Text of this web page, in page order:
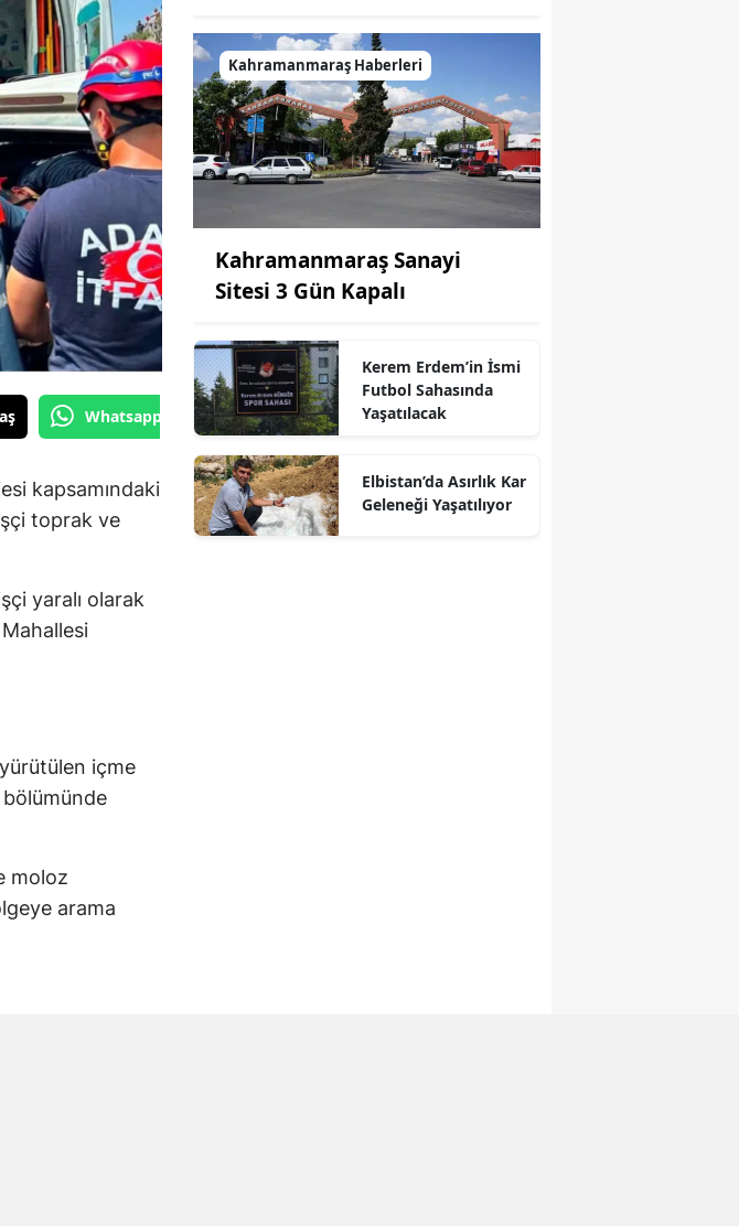
Whatsapp'tan Gönder
kapsamındaki
toprak ve
yaralı olarak
Mahallesi
içme
bölümünde
moloz
arama
Kahramanmaraş Haberleri
Kahramanmaraş Sanayi
Sitesi 3 Gün Kapalı
Kerem Erdem’in İsmi
Futbol Sahasında
Yaşatılacak
Elbistan’da Asırlık Kar
Geleneği Yaşatılıyor